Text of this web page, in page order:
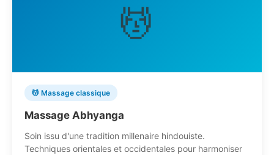
💆
💆 Massage classique
Massage Abhyanga
Soin issu d'une tradition millenaire hindouiste.
Techniques orientales et occidentales pour harmoniser